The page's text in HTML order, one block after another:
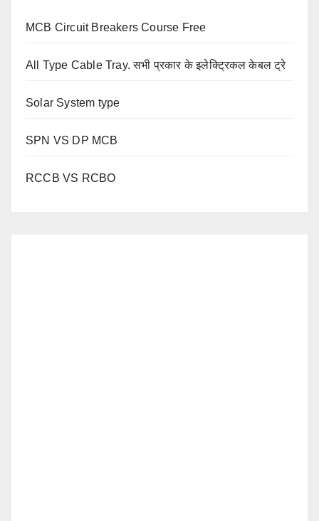
MCB Circuit Breakers Course Free
All Type Cable Tray. सभी प्रकार के इलेक्ट्रिकल केबल ट्रे
Solar System type
SPN VS DP MCB
RCCB VS RCBO